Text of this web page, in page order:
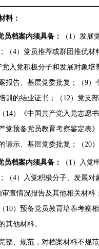
料：
员档案内须具备：
（1）发
（4）党员推荐或群团推优
入党积极分子和发展对象
报告、基层党委批复；（9
训的结业证书；（12）党支
14）《中国共产党入党志愿
党预备党员教育考察鉴定表
请示、基层党委批复；（20
员档案内须具备：
（1）入
（4）入党积极分子、发展对
查情况报告及其他相关材
10）预备党员教育培养考察
其他材料。
整、规范，对档案材料不规